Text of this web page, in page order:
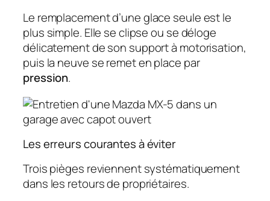
Le remplacement d’une glace seule est le
plus simple. Elle se clipse ou se déloge
délicatement de son support à motorisation,
puis la neuve se remet en place par
pression.
Les erreurs courantes à éviter
Trois pièges reviennent systématiquement
dans les retours de propriétaires.